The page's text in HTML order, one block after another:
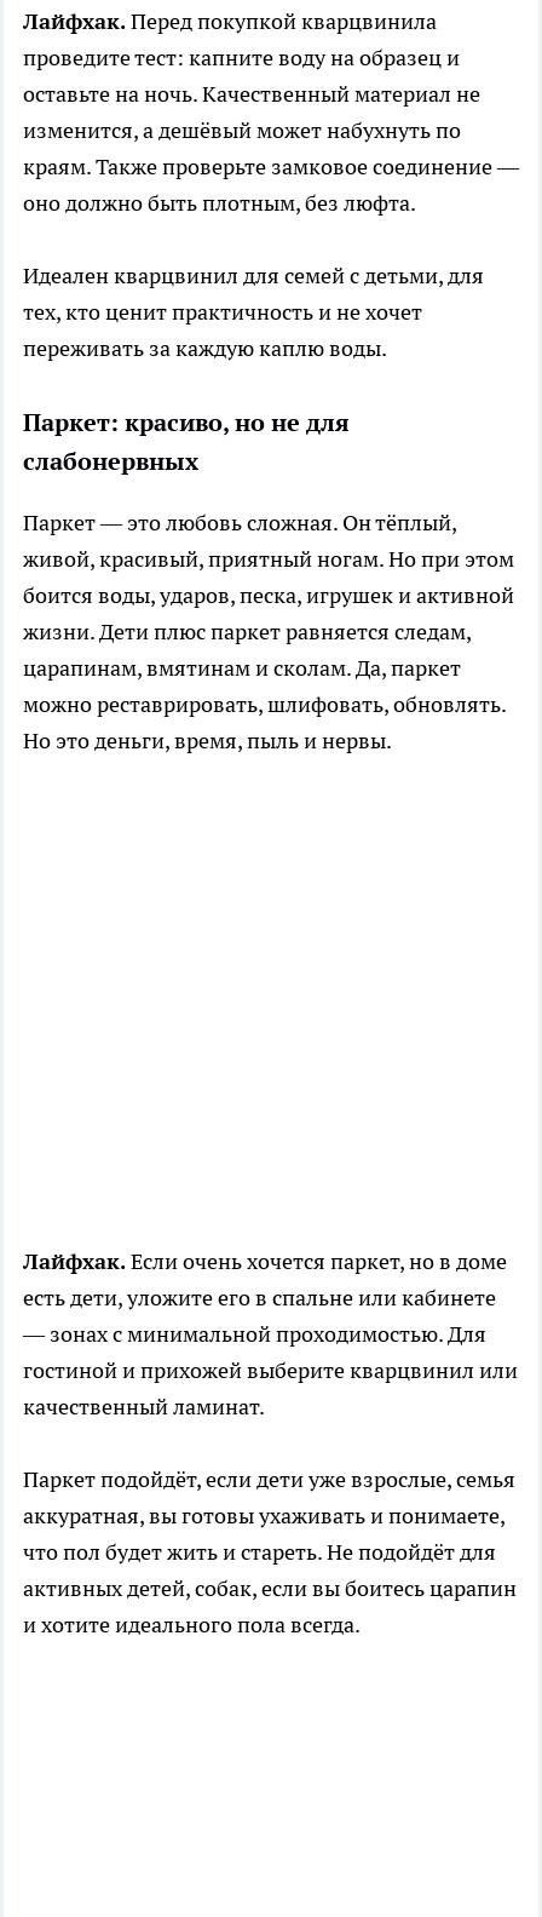
Лайфхак.Перед покупкой кварцвинила
проведите тест: капните воду на образец и
оставьте на ночь. Качественный материал не
изменится, а дешёвый может набухнуть по
краям. Также проверьте замковое соединение —
оно должно быть плотным, без люфта.
Идеален кварцвинил для семей с детьми, для
тех, кто ценит практичность и не хочет
переживать за каждую каплю воды.
Паркет: красиво, но не для
слабонервных
Паркет — это любовь сложная. Он тёплый,
живой, красивый, приятный ногам. Но при этом
боится воды, ударов, песка, игрушек и активной
жизни. Дети плюс паркет равняется следам,
царапинам, вмятинам и сколам. Да, паркет
можно реставрировать, шлифовать, обновлять.
Но это деньги, время, пыль и нервы.
Лайфхак.Если очень хочется паркет, но в доме
есть дети, уложите его в спальне или кабинете
— зонах с минимальной проходимостью. Для
гостиной и прихожей выберите кварцвинил или
качественный ламинат.
Паркет подойдёт, если дети уже взрослые, семья
аккуратная, вы готовы ухаживать и понимаете,
что пол будет жить и стареть. Не подойдёт для
активных детей, собак, если вы боитесь царапин
и хотите идеального пола всегда.